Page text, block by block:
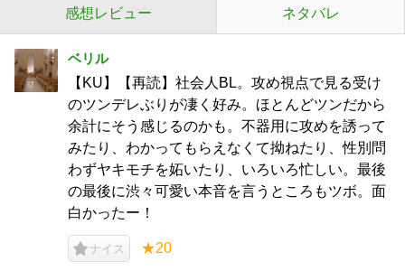
感想レビュー ネタバレ
ベリル
【KU】【再読】社会人BL。攻め視点で見る受け
のツンデレぶりが凄く好み。ほとんどツンだから
余計にそう感じるのかも。不器用に攻めを誘って
みたり、わかってもらえなくて拗ねたり、性別問
わずヤキモチを妬いたり、いろいろ忙しい。最後
の最後に渋々可愛い本音を言うところもツボ。面
白かったー！
ナイス ★20